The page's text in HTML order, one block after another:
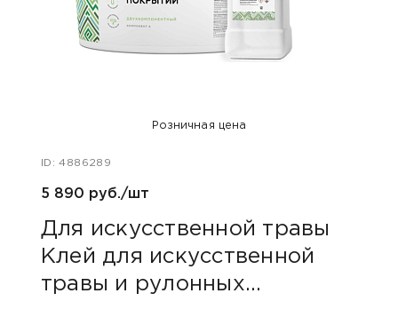
Розничная цена
ID: 4886289
5 890 руб./шт
Для искусственной травы
Клей для искусственной
травы и рулонных